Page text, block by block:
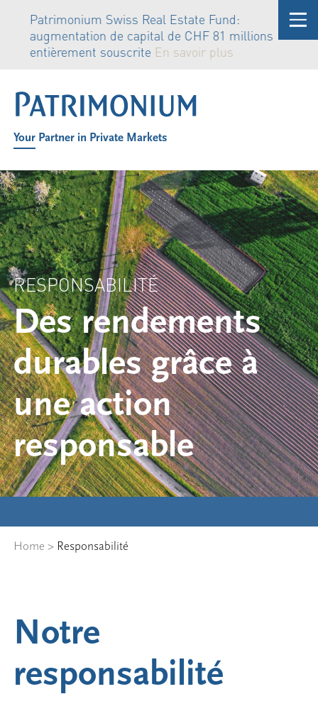
Patrimonium Swiss Real Estate Fund:
augmentation de capital de CHF 81 millions
entièrement souscrite En savoir plus
Your Partner in Private Markets
RESPONSABILITÉ
Des rendements
durables grâce à
une action
responsable
Home > Responsabilité
Notre
responsabilité